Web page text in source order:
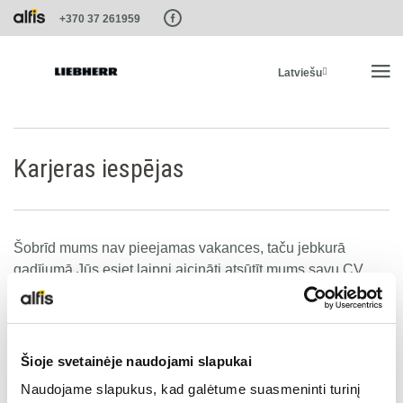
Šioje svetainėje naudojami slapukai
Naudojame slapukus, kad galėtume suasmeninti turinį
Paste this code as high in the of the page as possible:
+370 37 261959
Latviešu
PAKALPOJUMI UN RISINĀJUMI
LIEBHERR-SHOP
Karjeras iespējas
Šobrīd mums nav pieejamas vakances, taču jebkurā
gadījumā Jūs esiet laipni aicināti atsūtīt mums savu CV.